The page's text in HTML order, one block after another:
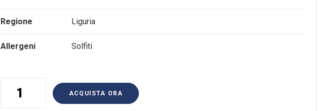
Regione Liguria
Allergeni Solfiti
ACQUISTA ORA